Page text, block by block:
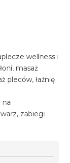
wellness i
masaż
pleców, łaźnię
na
zabiegi